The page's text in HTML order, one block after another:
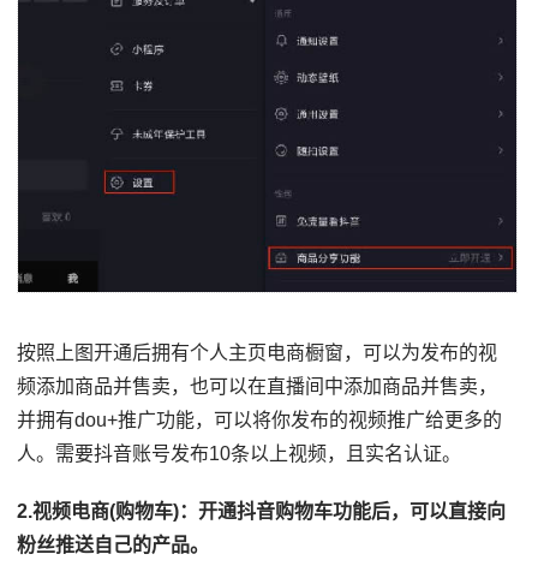
按照上图开通后拥有个人主页电商橱窗，可以为发布的视
频添加商品并售卖，也可以在直播间中添加商品并售卖，
并拥有dou+推广功能，可以将你发布的视频推广给更多的
人。需要抖音账号发布10条以上视频，且实名认证。
2.视频电商(购物车)：开通抖音购物车功能后，可以直接向
粉丝推送自己的产品。